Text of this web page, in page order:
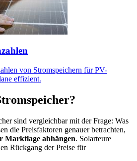
von Stromspeichern für PV-
effizient.
sind vergleichbar mit der Frage: Was
die Preisfaktoren genauer betrachten,
Marktlage abhängen. Solarteure
Rückgang der Preise für